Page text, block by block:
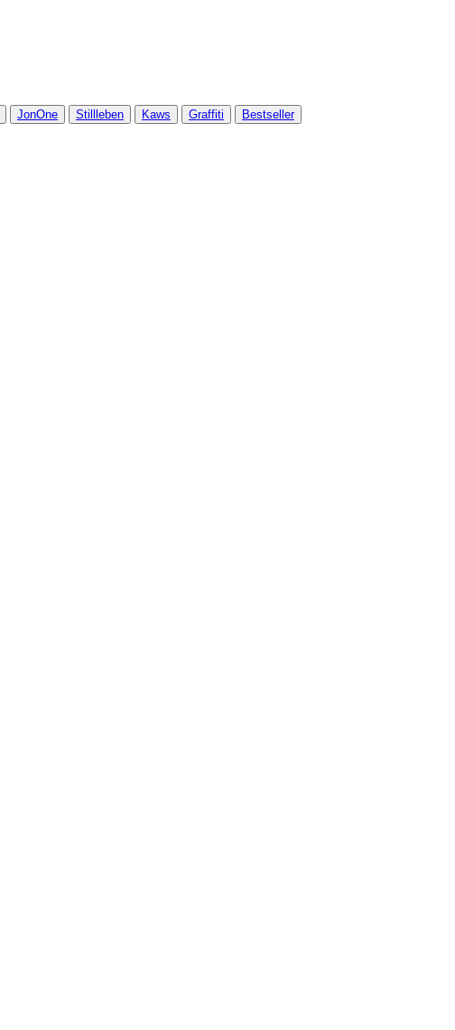
JonOne Stillleben Kaws Graffiti Bestseller